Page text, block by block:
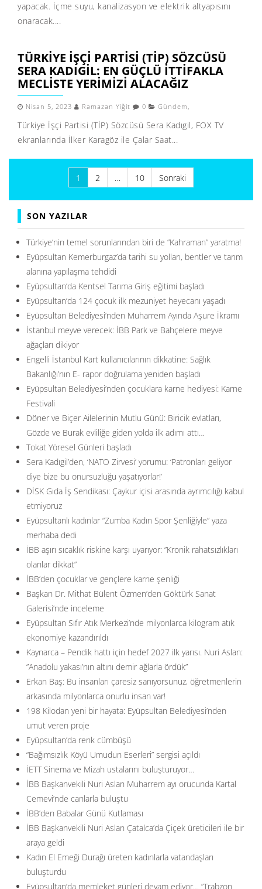
yapacak. İçme suyu, kanalizasyon ve elektrik altyapısını
onaracak....
TÜRKIYE İŞÇI PARTISI (TİP) SÖZCÜSÜ
SERA KADIGIL: EN GÜÇLÜ ITTIFAKLA
MECLISTE YERIMIZI ALACAĞIZ
Nisan 5, 2023 Ramazan Yiğit 0 Gündem ,
Türkiye İşçi Partisi (TİP) Sözcüsü Sera Kadıgil, FOX TV
ekranlarında İlker Karagöz ile Çalar Saat...
sayfalaması
1 2 … 10 Sonraki
SON YAZILAR
Türkiye’nin temel sorunlarından biri de ”Kahraman” yaratma!
Eyüpsultan Kemerburgaz’da tarihi su yolları, bentler ve tarım
alanına yapılaşma tehdidi
Eyüpsultan’da Kentsel Tarıma Giriş eğitimi başladı
Eyüpsultan’da 124 çocuk ilk mezuniyet heyecanı yaşadı
Eyüpsultan Belediyesi’nden Muharrem Ayında Aşure İkramı
İstanbul meyve verecek: İBB Park ve Bahçelere meyve
ağaçları dikiyor
Engelli İstanbul Kart kullanıcılarının dikkatine: Sağlık
Bakanlığı’nın E- rapor doğrulama yeniden başladı
Eyüpsultan Belediyesi’nden çocuklara karne hediyesi: Karne
Festivali
Döner ve Biçer Ailelerinin Mutlu Günü: Biricik evlatları,
Gözde ve Burak evliliğe giden yolda ilk adımı attı…
Tokat Yöresel Günleri başladı
Sera Kadıgil’den, ‘NATO Zirvesi’ yorumu: ‘Patronları geliyor
diye bize bu onursuzluğu yaşatıyorlar!’
DİSK Gıda İş Sendikası: Çaykur içisi arasında ayrımcılığı kabul
etmiyoruz
Eyüpsultanlı kadınlar “Zumba Kadın Spor Şenliğiyle” yaza
merhaba dedi
İBB aşırı sıcaklık riskine karşı uyarıyor: ”Kronik rahatsızlıkları
olanlar dikkat”
İBB’den çocuklar ve gençlere karne şenliği
Başkan Dr. Mithat Bülent Özmen’den Göktürk Sanat
Galerisi’nde inceleme
Eyüpsultan Sıfır Atık Merkezi’nde milyonlarca kilogram atık
ekonomiye kazandırıldı
Kaynarca – Pendik hattı için hedef 2027 ilk yarısı. Nuri Aslan:
”Anadolu yakası’nın altını demir ağlarla ördük”
Erkan Baş: Bu insanları çaresiz sanıyorsunuz, öğretmenlerin
arkasında milyonlarca onurlu insan var!
198 Kilodan yeni bir hayata: Eyüpsultan Belediyesi’nden
umut veren proje
Eyüpsultan’da renk cümbüşü
“Bağımsızlık Köyü Umudun Eserleri” sergisi açıldı
İETT Sinema ve Mizah ustalarını buluşturuyor…
İBB Başkanvekili Nuri Aslan Muharrem ayı orucunda Kartal
Cemevi’nde canlarla buluştu
İBB’den Babalar Günü Kutlaması
İBB Başkanvekili Nuri Aslan Çatalca’da Çiçek üreticileri ile bir
araya geldi
Kadın El Emeği Durağı üreten kadınlarla vatandaşları
buluşturdu
Eyüpsultan’da memleket günleri devam ediyor… ”Trabzon